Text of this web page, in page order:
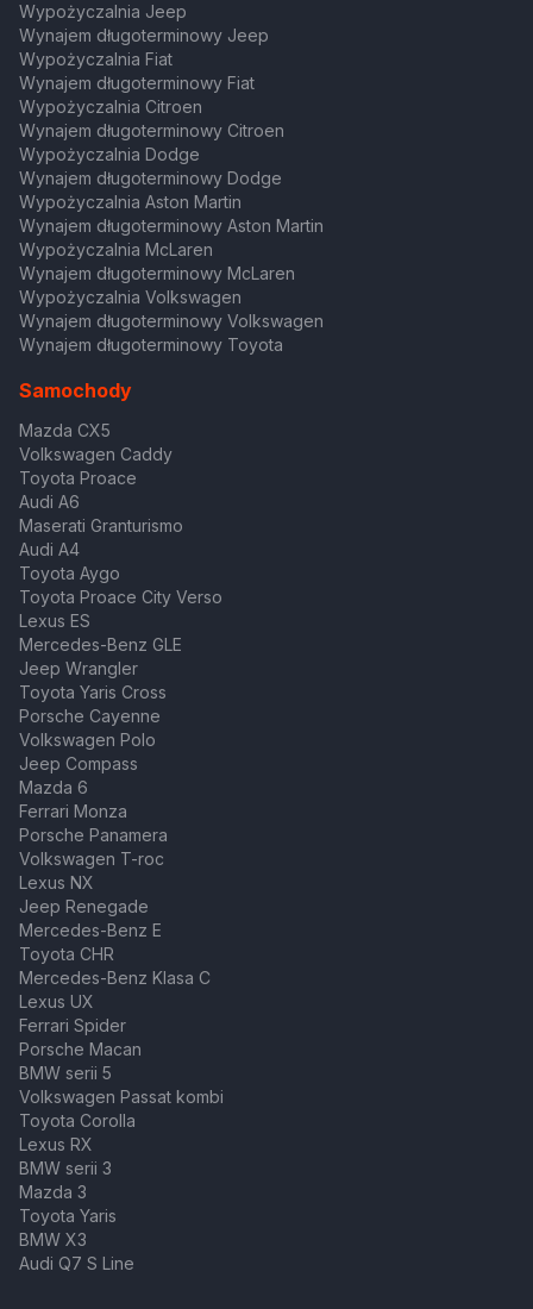
Wypożyczalnia Jeep
Wynajem długoterminowy Jeep
Wypożyczalnia Fiat
Wynajem długoterminowy Fiat
Wypożyczalnia Citroen
Wynajem długoterminowy Citroen
Wypożyczalnia Dodge
Wynajem długoterminowy Dodge
Wypożyczalnia Aston Martin
Wynajem długoterminowy Aston Martin
Wypożyczalnia McLaren
Wynajem długoterminowy McLaren
Wypożyczalnia Volkswagen
Wynajem długoterminowy Volkswagen
Wynajem długoterminowy Toyota
Samochody
Mazda CX5
Volkswagen Caddy
Toyota Proace
Audi A6
Maserati Granturismo
Audi A4
Toyota Aygo
Toyota Proace City Verso
Lexus ES
Mercedes-Benz GLE
Jeep Wrangler
Toyota Yaris Cross
Porsche Cayenne
Volkswagen Polo
Jeep Compass
Mazda 6
Ferrari Monza
Porsche Panamera
Volkswagen T-roc
Lexus NX
Jeep Renegade
Mercedes-Benz E
Toyota CHR
Mercedes-Benz Klasa C
Lexus UX
Ferrari Spider
Porsche Macan
BMW serii 5
Volkswagen Passat kombi
Toyota Corolla
Lexus RX
BMW serii 3
Mazda 3
Toyota Yaris
BMW X3
Audi Q7 S Line